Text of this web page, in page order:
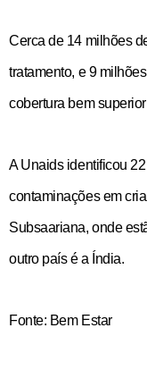
Cerca de 14 milhões
tratamento, e 9
cobertura bem
A Unaids identificou
contaminações em
Subsaariana, onde
outro país é a Índia.
Fonte: Bem Estar